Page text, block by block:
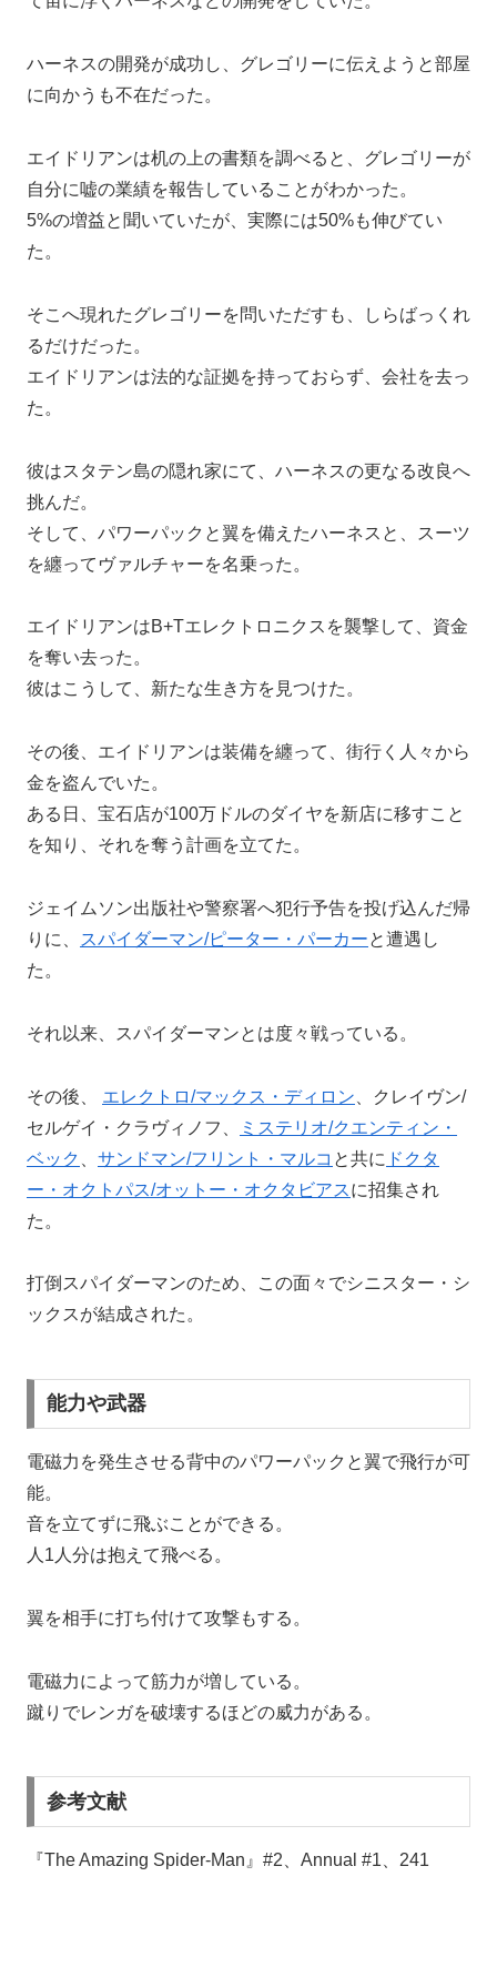
ハーネスの開発が成功し、グレゴリーに伝えようと部屋
に向かうも不在だった。
エイドリアンは机の上の書類を調べると、グレゴリーが
自分に嘘の業績を報告していることがわかった。
5%の増益と聞いていたが、実際には50%も伸びてい
た。
そこへ現れたグレゴリーを問いただすも、しらばっくれ
るだけだった。
エイドリアンは法的な証拠を持っておらず、会社を去っ
た。
彼はスタテン島の隠れ家にて、ハーネスの更なる改良へ
挑んだ。
そして、パワーパックと翼を備えたハーネスと、スーツ
を纏ってヴァルチャーを名乗った。
エイドリアンはB+Tエレクトロニクスを襲撃して、資金
を奪い去った。
彼はこうして、新たな生き方を見つけた。
その後、エイドリアンは装備を纏って、街行く人々から
金を盗んでいた。
ある日、宝石店が100万ドルのダイヤを新店に移すこと
を知り、それを奪う計画を立てた。
ジェイムソン出版社や警察署へ犯行予告を投げ込んだ帰
りに、
スパイダーマン/ピーター・パーカーと遭遇し
た。
それ以来、スパイダーマンとは度々戦っている。
その後、 エレクトロ/マックス・ディロン 、クレイヴン/
セルゲイ・クラヴィノフ、
ミステリオ/クエンティン・
ベック
サンドマン/フリント・マルコ と共に ドクタ
ー・オクトパス/オットー・オクタビアスに招集され
た。
打倒スパイダーマンのため、この面々でシニスター・シ
ックスが結成された。
能力や武器
電磁力を発生させる背中のパワーパックと翼で飛行が可
能。
音を立てずに飛ぶことができる。
人1人分は抱えて飛べる。
翼を相手に打ち付けて攻撃もする。
電磁力によって筋力が増している。
蹴りでレンガを破壊するほどの威力がある。
参考文献
『The Amazing Spider-Man』#2、Annual #1、241